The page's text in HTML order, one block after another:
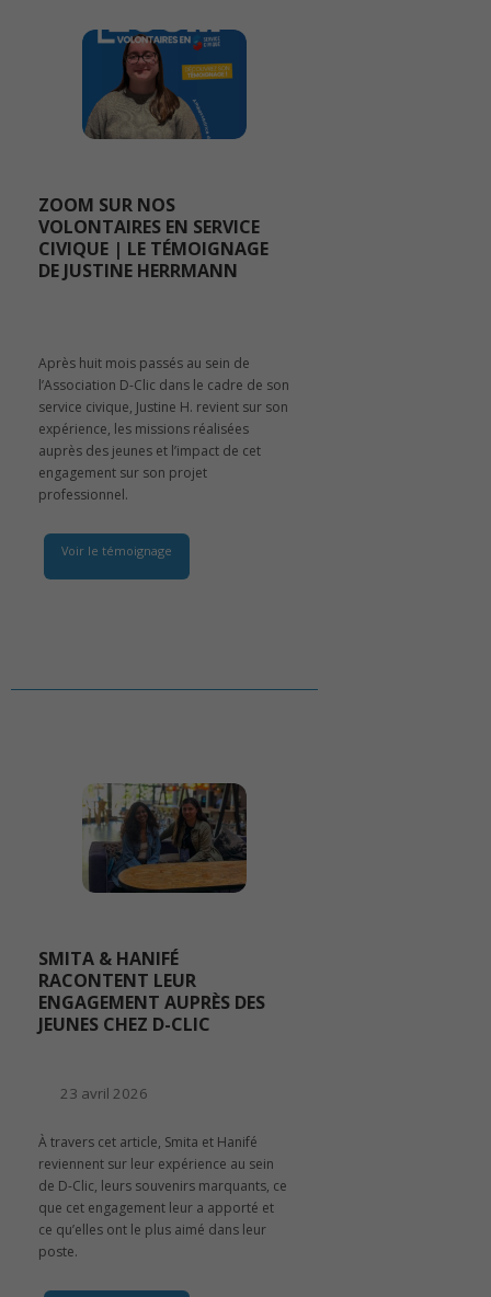
ZOOM SUR NOS
VOLONTAIRES EN SERVICE
CIVIQUE | LE TÉMOIGNAGE
DE JUSTINE HERRMANN
Après huit mois passés au sein de
l’Association D-Clic dans le cadre de son
service civique, Justine H. revient sur son
expérience, les missions réalisées
auprès des jeunes et l’impact de cet
engagement sur son projet
professionnel.
Voir le témoignage
SMITA & HANIFÉ
RACONTENT LEUR
ENGAGEMENT AUPRÈS DES
JEUNES CHEZ D-CLIC
23 avril 2026
À travers cet article, Smita et Hanifé
reviennent sur leur expérience au sein
de D-Clic, leurs souvenirs marquants, ce
que cet engagement leur a apporté et
ce qu’elles ont le plus aimé dans leur
poste.